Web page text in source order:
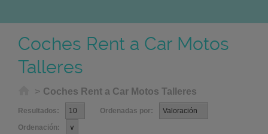
Coches Rent a Car Motos
Talleres
Home
> Coches Rent a Car Motos Talleres
Resultados:
Ordenadas por:
Ordenación: